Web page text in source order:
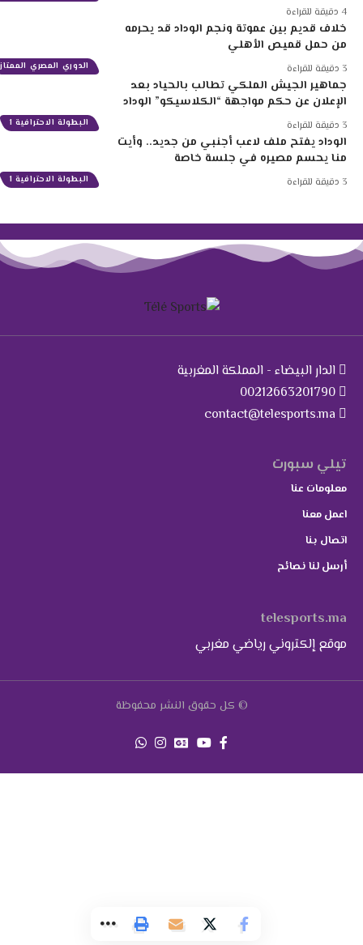
الدوري المصري الممتاز
خلاف قديم بين عموتة ونجم الوداد قد يحرمه
من حمل قميص الأهلي
البطولة الاحترافية 1
جماهير الجيش الملكي تطالب بالحياد بعد
الإعلان عن حكم مواجهة “الكلاسيكو” الوداد
البطولة الاحترافية 1
الوداد يفتح ملف لاعب أجنبي من جديد.. وأيت
منا يحسم مصيره في جلسة خاصة
الدار البيضاء - المملكة المغربية
00212663201790
contact@telesports.ma
تيلي سبورت
معلومات عنا
اعمل معنا
اتصال بنا
أرسل لنا نصائح
telesports.ma
موقع إلكتروني رياضي مغربي
© كل حقوق النشر محفوظة